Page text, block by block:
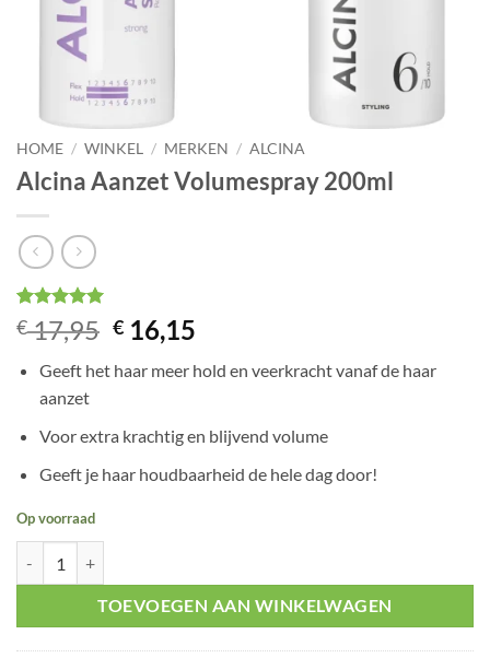
HOME / WINKEL / MERKEN / ALCINA
Alcina Aanzet Volumespray 200ml
Gewaardeerd
5op 5
op
5
klant
waarderingen
€17,95 Oorspronkelijke
prijs
was:
€ 16,15
is:
Geeft het haar meer hold en veerkracht vanaf de haar
aanzet
Voor extra krachtig en blijvend volume
Geeft je haar houdbaarheid de hele dag door!
Op voorraad
TOEVOEGEN AAN WINKELWAGEN